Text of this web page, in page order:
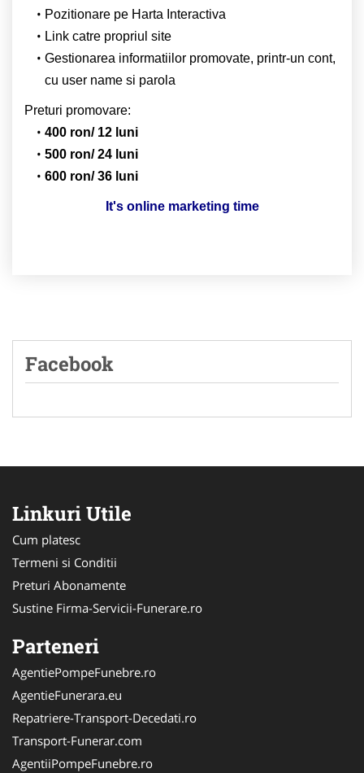
Pozitionare pe Harta Interactiva
Link catre propriul site
Gestionarea informatiilor promovate, printr-un cont,
cu user name si parola
Preturi promovare:
400 ron/ 12 luni
500 ron/ 24 luni
600 ron/ 36 luni
It's online marketing time
Facebook
Linkuri Utile
Cum platesc
Termeni si Conditii
Preturi Abonamente
Sustine Firma-Servicii-Funerare.ro
Parteneri
AgentiePompeFunebre.ro
AgentieFunerara.eu
Repatriere-Transport-Decedati.ro
Transport-Funerar.com
AgentiiPompeFunebre.ro